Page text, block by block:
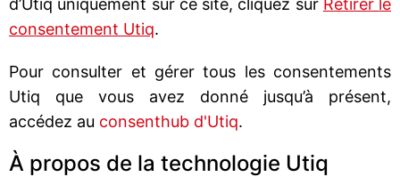
d’Utiq uniquement sur ce site, cliquez sur Retirer le
consentement Utiq.
Pour consulter et gérer tous les consentements
Utiq que vous avez donné jusqu’à présent,
accédez au consenthub d'Utiq.
À propos de la technologie Utiq